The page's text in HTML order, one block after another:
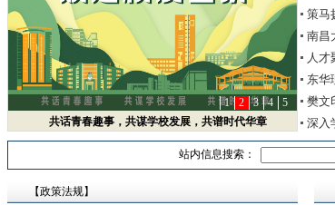
1 2 3 4 5
“传承红色基因 弘扬井冈山精神”南昌大学...
共话青春趣事，共谋学校发展，共谱时代华章
策马
南昌
人才
东华
樊文
深入
站内信息搜索：
【政策法规】 【